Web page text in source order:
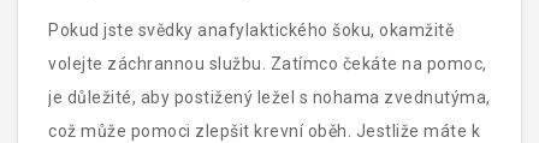
dýcháním, otoky obličeje nebo krku, vyrážky a prudké
zhoršení celkového zdraví.
Pokud jste svědky anafylaktického šoku, okamžitě
volejte záchrannou službu. Zatímco čekáte na pomoc,
je důležité, aby postižený ležel s nohama zvednutýma,
což může pomoci zlepšit krevní oběh. Jestliže máte k